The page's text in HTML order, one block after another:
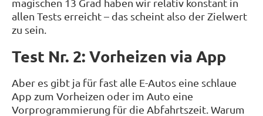
magischen 13 Grad haben wir relativ konstant in
allen Tests erreicht – das scheint also der Zielwert
zu sein.
Test Nr. 2: Vorheizen via App
Aber es gibt ja für fast alle E-Autos eine schlaue
App zum Vorheizen oder im Auto eine
Vorprogrammierung für die Abfahrtszeit. Warum